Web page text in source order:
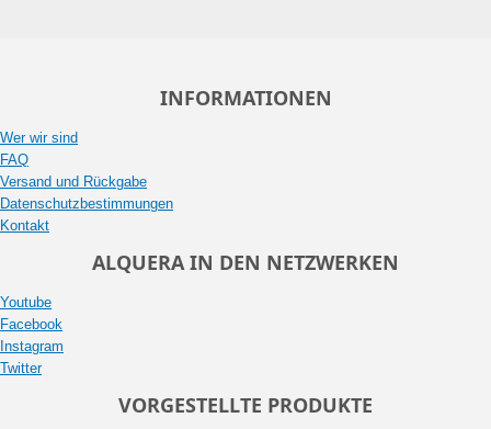
INFORMATIONEN
Wer wir sind
FAQ
Versand und Rückgabe
Datenschutzbestimmungen
Kontakt
ALQUERA IN DEN NETZWERKEN
Youtube
Facebook
Instagram
Twitter
VORGESTELLTE PRODUKTE